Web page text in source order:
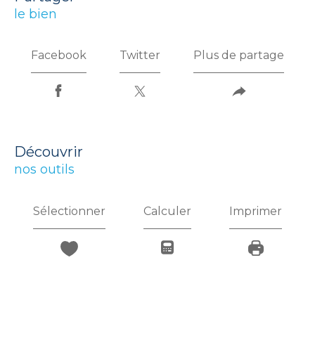
le bien
Facebook Twitter Plus de partage
découvrir
nos outils
Sélectionner Calculer Imprimer